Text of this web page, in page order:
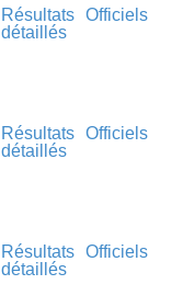
Résultats
détaillés
Officiels
Résultats
détaillés
Officiels
Résultats
détaillés
Officiels